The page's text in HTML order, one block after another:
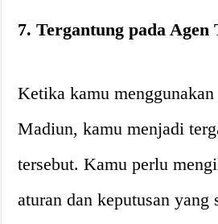
7. Tergantung pada Agen
Ketika kamu
Madiun, kamu menjadi
tersebut. Kamu perlu
aturan dan keputusan yang